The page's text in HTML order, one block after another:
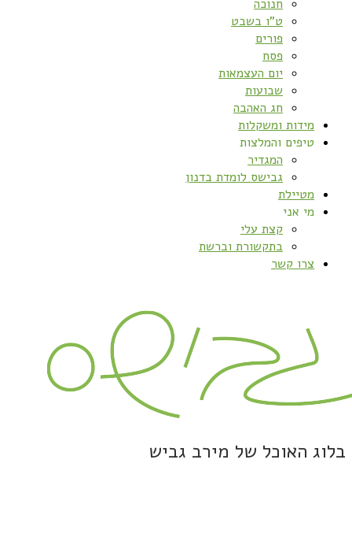
חנוכה
ט”ו בשבט
פורים
פסח
יום העצמאות
שבועות
חג האהבה
מידות ומשקלות
טיפים והמלצות
המגדיר
גבישס לומדת בדנון
מטיילת
מי אני
קצת עלי
בתקשורת וברשת
צרו קשר
בלוג האוכל של מירב גביש